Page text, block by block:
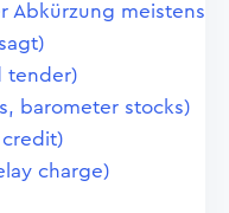
Abkürzung meistens
tender)
barometer stocks)
charge)